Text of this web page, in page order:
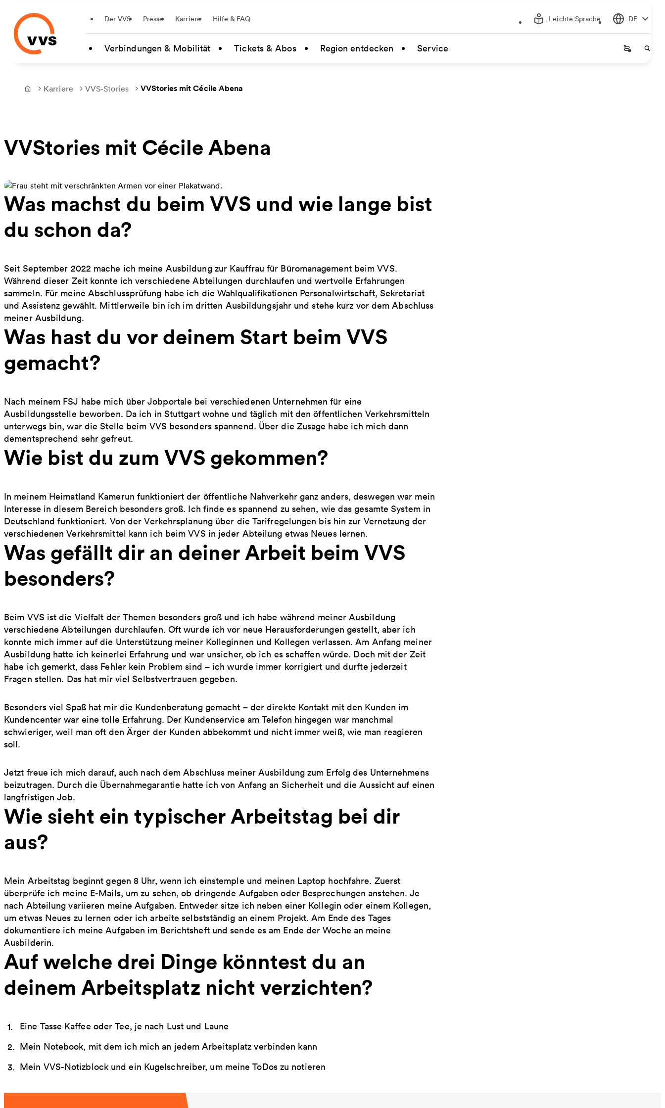
Zum Hauptinhalt springen
Der VVS Presse Karriere Hilfe & FAQ Leichte Sprache DE
Verbindungen & Mobilität Tickets & Abos Region entdecken Service Startseite
Frontpage
Karriere VVS-Stories VVStories mit Cécile Abena
VVStories mit Cécile Abena
Was machst du beim VVS und wie lange bist
du schon da?
Seit September 2022 mache ich meine Ausbildung zur Kauffrau für Büromanagement beim VVS.
Während dieser Zeit konnte ich verschiedene Abteilungen durchlaufen und wertvolle Erfahrungen
sammeln. Für meine Abschlussprüfung habe ich die Wahlqualifikationen Personalwirtschaft, Sekretariat
und Assistenz gewählt. Mittlerweile bin ich im dritten Ausbildungsjahr und stehe kurz vor dem Abschluss
meiner Ausbildung.
Was hast du vor deinem Start beim VVS
gemacht?
Nach meinem FSJ habe mich über Jobportale bei verschiedenen Unternehmen für eine
Ausbildungsstelle beworben. Da ich in Stuttgart wohne und täglich mit den öffentlichen Verkehrsmitteln
unterwegs bin, war die Stelle beim VVS besonders spannend. Über die Zusage habe ich mich dann
dementsprechend sehr gefreut.
Wie bist du zum VVS gekommen?
In meinem Heimatland Kamerun funktioniert der öffentliche Nahverkehr ganz anders, deswegen war mein
Interesse in diesem Bereich besonders groß. Ich finde es spannend zu sehen, wie das gesamte System in
Deutschland funktioniert. Von der Verkehrsplanung über die Tarifregelungen bis hin zur Vernetzung der
verschiedenen Verkehrsmittel kann ich beim VVS in jeder Abteilung etwas Neues lernen.
Was gefällt dir an deiner Arbeit beim VVS
besonders?
Beim VVS ist die Vielfalt der Themen besonders groß und ich habe während meiner Ausbildung
verschiedene Abteilungen durchlaufen. Oft wurde ich vor neue Herausforderungen gestellt, aber ich
konnte mich immer auf die Unterstützung meiner Kolleginnen und Kollegen verlassen. Am Anfang meiner
Ausbildung hatte ich keinerlei Erfahrung und war unsicher, ob ich es schaffen würde. Doch mit der Zeit
habe ich gemerkt, dass Fehler kein Problem sind – ich wurde immer korrigiert und durfte jederzeit
Fragen stellen. Das hat mir viel Selbstvertrauen gegeben.
Besonders viel Spaß hat mir die Kundenberatung gemacht – der direkte Kontakt mit den Kunden im
Kundencenter war eine tolle Erfahrung. Der Kundenservice am Telefon hingegen war manchmal
schwieriger, weil man oft den Ärger der Kunden abbekommt und nicht immer weiß, wie man reagieren
soll.
Jetzt freue ich mich darauf, auch nach dem Abschluss meiner Ausbildung zum Erfolg des Unternehmens
beizutragen. Durch die Übernahmegarantie hatte ich von Anfang an Sicherheit und die Aussicht auf einen
langfristigen Job.
Wie sieht ein typischer Arbeitstag bei dir
aus?
Mein Arbeitstag beginnt gegen 8 Uhr, wenn ich einstemple und meinen Laptop hochfahre. Zuerst
überprüfe ich meine E-Mails, um zu sehen, ob dringende Aufgaben oder Besprechungen anstehen. Je
nach Abteilung variieren meine Aufgaben. Entweder sitze ich neben einer Kollegin oder einem Kollegen,
um etwas Neues zu lernen oder ich arbeite selbstständig an einem Projekt. Am Ende des Tages
dokumentiere ich meine Aufgaben im Berichtsheft und sende es am Ende der Woche an meine
Ausbilderin.
Auf welche drei Dinge könntest du an
deinem Arbeitsplatz nicht verzichten?
Eine Tasse Kaffee oder Tee, je nach Lust und Laune
Mein Notebook, mit dem ich mich an jedem Arbeitsplatz verbinden kann
Mein VVS-Notizblock und ein Kugelschreiber, um meine ToDos zu notieren